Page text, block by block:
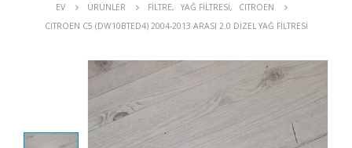
EV ÜRÜNLER FİLTRE, YAĞ FİLTRESİ,
CITROEN
CITROEN C5 (DW10BTED4) 2004-2013 ARASI 2.0 DIZEL YAĞ FILTRESI